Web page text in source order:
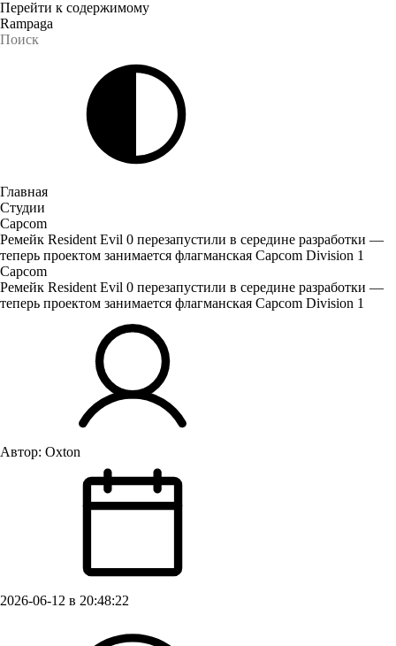
Перейти к содержимому
Rampaga
Главная
Студии
Capcom
Ремейк Resident Evil 0 перезапустили в середине разработки —
теперь проектом занимается флагманская Capcom Division 1
Capcom
Ремейк Resident Evil 0 перезапустили в середине разработки —
теперь проектом занимается флагманская Capcom Division 1
Автор: Oxton
2026-06-12 в 20:48:22